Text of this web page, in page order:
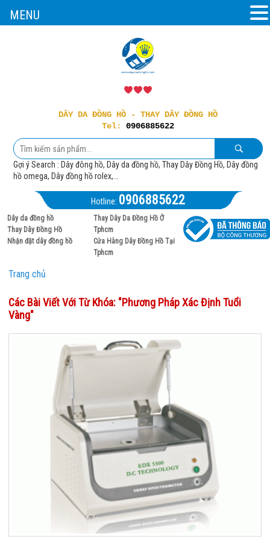
DÂY DA ĐỒNG HỒ - THAY DÂY ĐỒNG HỒ
Tel: 0906885622
Gợi ý Search : Dây đông hồ, Dây da đồng hồ, Thay Dây Đồng Hồ, Dây đồng
hồ omega, Dây đồng hồ rolex,...
Hotline: 0906885622
Dây da đồng hồ
Thay Dây Đồng Hồ
Nhận đặt dây đồng hồ
Thay Dây Da Đồng Hồ Ở
Tphcm
Cửa Hàng Dây Đồng Hồ Tại
Tphcm
Trang chủ
Các Bài Viết Với Từ Khóa: "phương Pháp Xác Định Tuổi
Vàng"
MENU